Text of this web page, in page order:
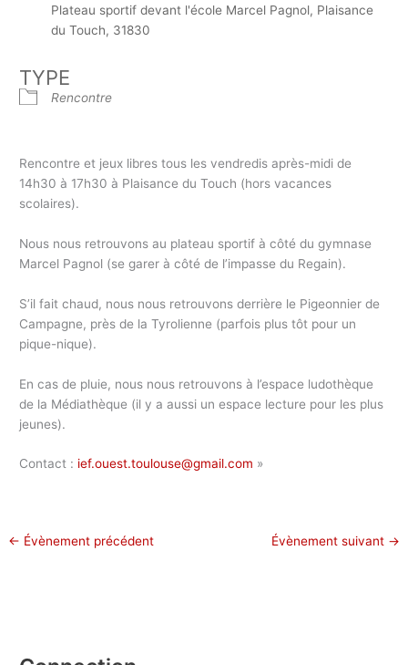
Plateau sportif devant l'école Marcel Pagnol, Plaisance
du Touch, 31830
TYPE
Rencontre
Rencontre et jeux libres tous les vendredis après-midi de
14h30 à 17h30 à Plaisance du Touch (hors vacances
scolaires).
Nous nous retrouvons au plateau sportif à côté du gymnase
Marcel Pagnol (se garer à côté de l’impasse du Regain).
S’il fait chaud, nous nous retrouvons derrière le Pigeonnier de
Campagne, près de la Tyrolienne (parfois plus tôt pour un
pique-nique).
En cas de pluie, nous nous retrouvons à l’espace ludothèque
de la Médiathèque (il y a aussi un espace lecture pour les plus
jeunes).
Contact : ief.ouest.toulouse@gmail.com »
← Évènement précédent Évènement suivant →